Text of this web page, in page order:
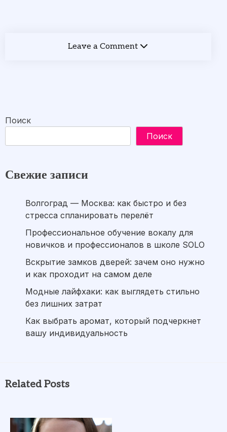
Leave a Comment
Поиск
Поиск
Свежие записи
Волгоград — Москва: как быстро и без
стресса спланировать перелёт
Профессиональное обучение вокалу для
новичков и профессионалов в школе SOLO
Вскрытие замков дверей: зачем оно нужно
и как проходит на самом деле
Модные лайфхаки: как выглядеть стильно
без лишних затрат
Как выбрать аромат, который подчеркнет
вашу индивидуальность
Related Posts